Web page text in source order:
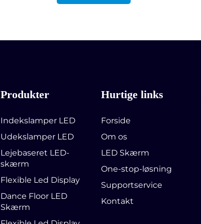
Produkter
Indekslamper LED
Udekslamper LED
Lejebaseret LED-
skærm
Flexible Led Display
Dance Floor LED
Skærm
Hurtige links
Forside
Om os
LED Skærm
One-stop-løsning
Supportservice
Kontakt